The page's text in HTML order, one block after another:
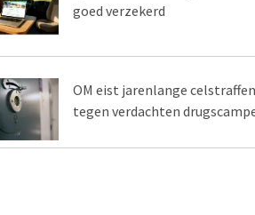
goed verzekerd
OM eist jarenlange celstraffen
tegen verdachten